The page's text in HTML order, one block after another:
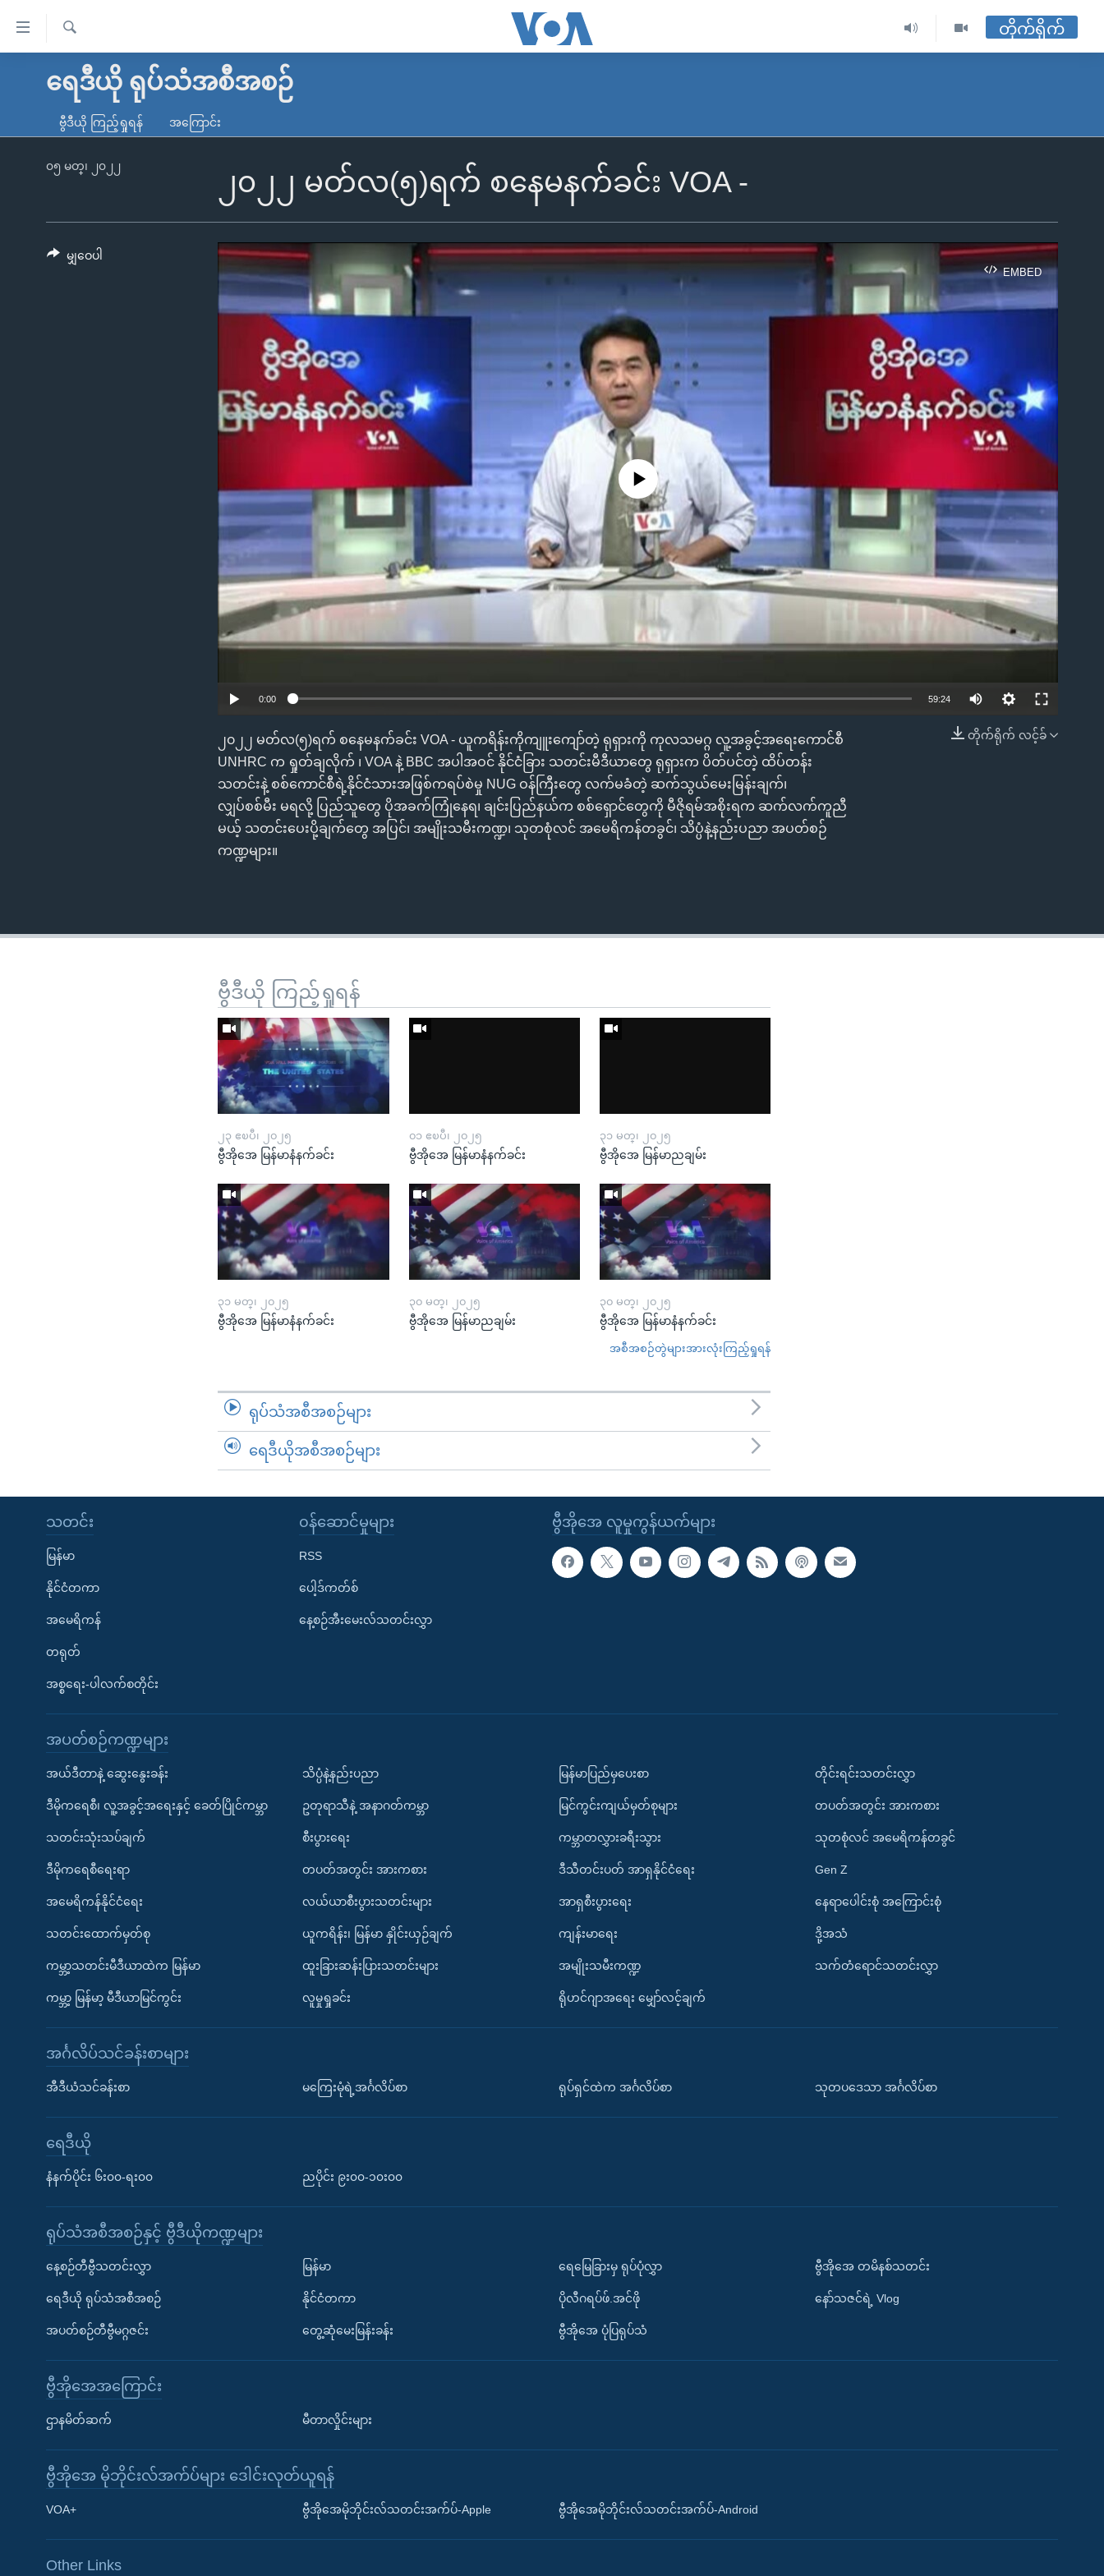
လွယ်ကူ
သည့်
မူလစာမျက်နှာ
ကမ္ဘာ့သတင်းများ
နိုင်ငံတကာ
တရုတ်
အစ္စရေး-ပါလက်စတိုင်း
ရပ်ဝန်းတခု လမ်းတခု အလွန်
အင်္ဂလိပ်စာလေ့လာမယ်
Learning English
ရ
တိုက်ရိုက်
ရေဒီယို ရုပ်သံအစီအစဉ်
ဗွီဒီယို ကြည့်ရှုရန် အကြောင်း
၂၀၂၂ မတ်လ(၅)ရက် စနေမနက်ခင်း VOA -
၀၅ မတ္၊ ၂၀၂၂
EMBED
EMBED
No media source currently available
0:00 59:24
တိုက်ရိုက် လင့်ခ်
၂၀၂၂ မတ်လ(၅)ရက် စနေမနက်ခင်း VOA - ယူကရိန်းကိုကျူးကျော်တဲ့ ရုရှားကို ကုလသမဂ္ဂ လူ့အခွင့်အရေးကောင်စီ
UNHRC က ရှုတ်ချလိုက် ၊ VOA နဲ့ BBC အပါအဝင် နိုင်ငံခြား သတင်းမီဒီယာတွေ ရုရှားက ပိတ်ပင်တဲ့ ထိပ်တန်း
သတင်းနဲ့ စစ်ကောင်စီရဲ့နိုင်ငံသားအဖြစ်ကရပ်စဲမှု NUG ဝန်ကြီးတွေ လက်မခံတဲ့ ဆက်သွယ်မေးမြန်းချက်၊
လျှပ်စစ်မီး မရလို့ ပြည်သူတွေ ပိုအခက်ကြုံနေရ၊ ချင်းပြည်နယ်က စစ်ရှောင်တွေကို မီဇိုရမ်အစိုးရက ဆက်လက်ကူညီ
မယ့် သတင်းပေးပို့ချက်တွေ အပြင်၊ အမျိုးသမီးကဏ္ဍ၊ သုတစုံလင် အမေရိကန်တခွင်၊ သိပ္ပံနဲ့နည်းပညာ အပတ်စဉ်
ကဏ္ဍများ။
မျှဝေပါ
ဗွီဒီယို ကြည့်ရှုရန်
၂၃ ဧၿပီ၊ ၂၀၂၅
ဗွီအိုအေ မြန်မာနံနက်ခင်း
၀၁ ဧၿပီ၊ ၂၀၂၅
ဗွီအိုအေ မြန်မာနံနက်ခင်း
၃၁ မတ္၊ ၂၀၂၅
ဗွီအိုအေ မြန်မာညချမ်း
၃၁ မတ္၊ ၂၀၂၅
ဗွီအိုအေ မြန်မာနံနက်ခင်း
၃၀ မတ္၊ ၂၀၂၅
ဗွီအိုအေ မြန်မာညချမ်း
၃၀ မတ္၊ ၂၀၂၅
ဗွီအိုအေ မြန်မာနံနက်ခင်း
အစီအစဉ်တွဲများအားလုံးကြည့်ရှုရန်
ရုပ်သံအစီအစဉ်များ
ရေဒီယိုအစီအစဉ်များ
ဗွီအိုအေ လူမှုကွန်ယက်များ
သတင်း
မြန်မာ
နိုင်ငံတကာ
အမေရိကန်
တရုတ်
အစ္စရေး-ပါလက်စတိုင်း
၀န်ဆောင်မှုများ
RSS
ပေါ့ဒ်ကတ်စ်
နေ့စဉ်အီးမေးလ်သတင်းလွှာ
အပတ်စဉ်ကဏ္ဍများ
အယ်ဒီတာနဲ့ ဆွေးနွေးခန်း
ဒီမိုကရေစီ၊ လူ့အခွင့်အရေးနှင့် ခေတ်ပြိုင်ကမ္ဘာ
သတင်းသုံးသပ်ချက်
ဒီမိုကရေစီရေးရာ
အမေရိကန်နိုင်ငံရေး
သတင်းထောက်မှတ်စု
ကမ္ဘာ့သတင်းမီဒီယာထဲက မြန်မာ
ကမ္ဘာ့ မြန်မာ့ မီဒီယာမြင်ကွင်း
သိပ္ပံနဲ့နည်းပညာ
ဥတုရာသီနဲ့ အနာဂတ်ကမ္ဘာ
စီးပွားရေး
တပတ်အတွင်း အားကစား
လယ်ယာစီးပွားသတင်းများ
ယူကရိန်း၊ မြန်မာ နှိုင်းယှဉ်ချက်
ထူးခြားဆန်းပြားသတင်းများ
လူမှုရှုခင်း
မြန်မာပြည်မှပေးစာ
မြင်ကွင်းကျယ်မှတ်စုများ
ကမ္ဘာတလွှားခရီးသွား
ဒီသီတင်းပတ် အာရှနိုင်ငံရေး
အာရှစီးပွားရေး
ကျန်းမာရေး
အမျိုးသမီးကဏ္ဍ
ရိုဟင်ဂျာအရေး မျှော်လင့်ချက်
တိုင်းရင်းသတင်းလွှာ
တပတ်အတွင်း အားကစား
သုတစုံလင် အမေရိကန်တခွင်
Gen Z
နေရာပေါင်းစုံ အကြောင်းစုံ
ဒို့အသံ
သက်တံရောင်သတင်းလွှာ
အင်္ဂလိပ်သင်ခန်းစာများ
အီဒီယံသင်ခန်းစာ မကြေးမုံရဲ့အင်္ဂလိပ်စာ ရုပ်ရှင်ထဲက အင်္ဂလိပ်စာ သုတပဒေသာ အင်္ဂလိပ်စာ
ရေဒီယို
နံနက်ပိုင်း ၆း၀၀-ရး၀၀ ညပိုင်း ၉း၀၀-၁၀း၀၀
ရုပ်သံအစီအစဉ်နှင့် ဗွီဒီယိုကဏ္ဍများ
နေ့စဉ်တီဗွီသတင်းလွှာ
ရေဒီယို ရုပ်သံအစီအစဉ်
အပတ်စဉ်တီဗွီမဂ္ဂဇင်း
မြန်မာ
နိုင်ငံတကာ
တွေ့ဆုံမေးမြန်းခန်း
ရေမြေခြားမှ ရုပ်ပုံလွှာ
ပိုလီဂရပ်ဖ်.အင်ဖို
ဗွီအိုအေ ပုံပြရုပ်သံ
ဗွီအိုအေ တမိနစ်သတင်း
နော်သဇင်ရဲ့ Vlog
ဗွီအိုအေအကြောင်း
ဌာနမိတ်ဆက် မီတာလှိုင်းများ
ဗွီအိုအေ မိုဘိုင်းလ်အက်ပ်များ ဒေါင်းလုတ်ယူရန်
VOA+ ဗွီအိုအေမိုဘိုင်းလ်သတင်းအက်ပ်-Apple ဗွီအိုအေမိုဘိုင်းလ်သတင်းအက်ပ်-Android
Other Links